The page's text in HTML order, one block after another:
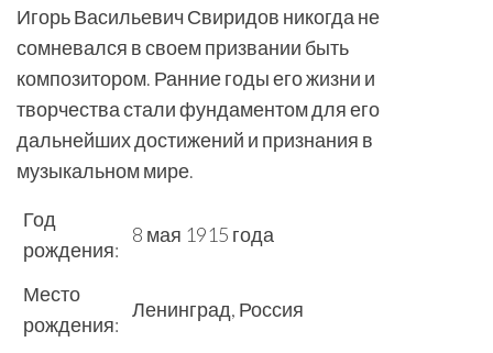
Игорь Васильевич Свиридов никогда не
сомневался в своем призвании быть
композитором. Ранние годы его жизни и
творчества стали фундаментом для его
дальнейших достижений и признания в
музыкальном мире.
Год
рождения:
8 мая 1915 года
Место
рождения:
Ленинград, Россия